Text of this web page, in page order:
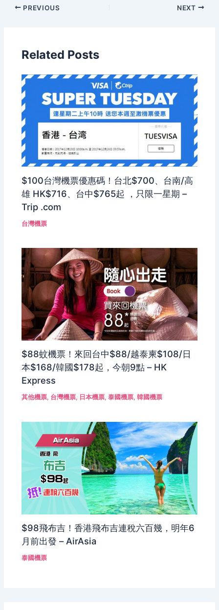
PREVIOUS NEXT
Related Posts
$100台灣機票優惠碼！台北$700、台南/高
雄 HK$716、台中$765起 ，只限一星期 –
Trip .com
台灣機票
$88蚊機票！來回台中$88/越泰柬$108/日
本$168/韓國$178起，今朝9點 – HK
Express
其他機票, 台灣機票, 日本機票,泰國機票,韓國機票
$98飛布吉！香港飛布吉連稅六百幾，明年6
月前出發 – AirAsia
泰國機票